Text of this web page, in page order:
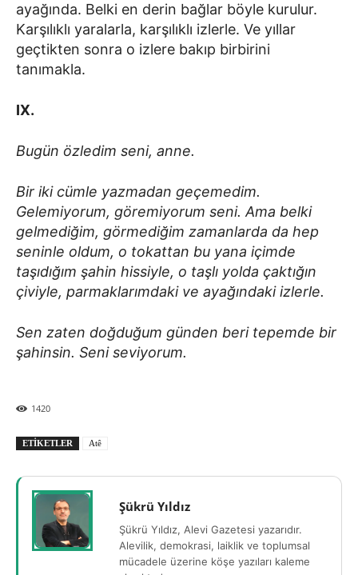
ayağında. Belki en derin bağlar böyle kurulur.
Karşılıklı yaralarla, karşılıklı izlerle. Ve yıllar
geçtikten sonra o izlere bakıp birbirini
tanımakla.
IX.
Bugün özledim seni, anne.
Bir iki cümle yazmadan geçemedim.
Gelemiyorum, göremiyorum seni. Ama belki
gelmediğim, görmediğim zamanlarda da hep
seninle oldum, o tokattan bu yana içimde
taşıdığım şahin hissiyle, o taşlı yolda çaktığın
çiviyle, parmaklarımdaki ve ayağındaki izlerle.
Sen zaten doğduğum günden beri tepemde bir
şahinsin. Seni seviyorum.
1420
ETIKETLER Atê
Şükrü Yıldız
Şükrü Yıldız, Alevi Gazetesi yazarıdır.
Alevilik, demokrasi, laiklik ve toplumsal
mücadele üzerine köşe yazıları kaleme